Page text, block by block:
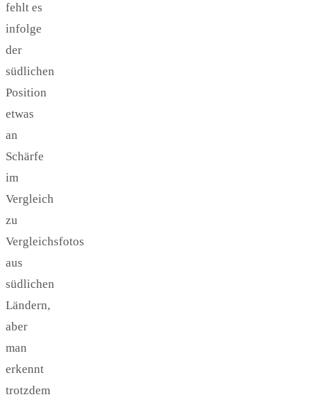
fehlt es
infolge
der
südlichen
Position
etwas
an
Schärfe
im
Vergleich
zu
Vergleichsfotos
aus
südlichen
Ländern,
aber
man
erkennt
trotzdem